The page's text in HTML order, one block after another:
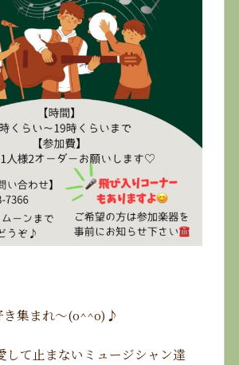
集まれ〜(o^^o)♪
して止まないミュージシャン達